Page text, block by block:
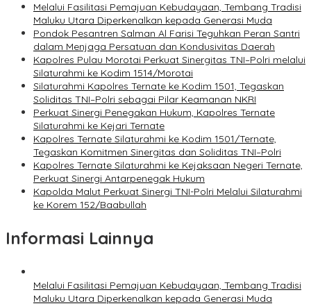
Melalui Fasilitasi Pemajuan Kebudayaan, Tembang Tradisi
Maluku Utara Diperkenalkan kepada Generasi Muda
Pondok Pesantren Salman Al Farisi Teguhkan Peran Santri
dalam Menjaga Persatuan dan Kondusivitas Daerah
Kapolres Pulau Morotai Perkuat Sinergitas TNI–Polri melalui
Silaturahmi ke Kodim 1514/Morotai
Silaturahmi Kapolres Ternate ke Kodim 1501, Tegaskan
Soliditas TNI–Polri sebagai Pilar Keamanan NKRI
Perkuat Sinergi Penegakan Hukum, Kapolres Ternate
Silaturahmi ke Kejari Ternate
Kapolres Ternate Silaturahmi ke Kodim 1501/Ternate,
Tegaskan Komitmen Sinergitas dan Soliditas TNI–Polri
Kapolres Ternate Silaturahmi ke Kejaksaan Negeri Ternate,
Perkuat Sinergi Antarpenegak Hukum
Kapolda Malut Perkuat Sinergi TNI-Polri Melalui Silaturahmi
ke Korem 152/Baabullah
Informasi Lainnya
Melalui Fasilitasi Pemajuan Kebudayaan, Tembang Tradisi
Maluku Utara Diperkenalkan kepada Generasi Muda